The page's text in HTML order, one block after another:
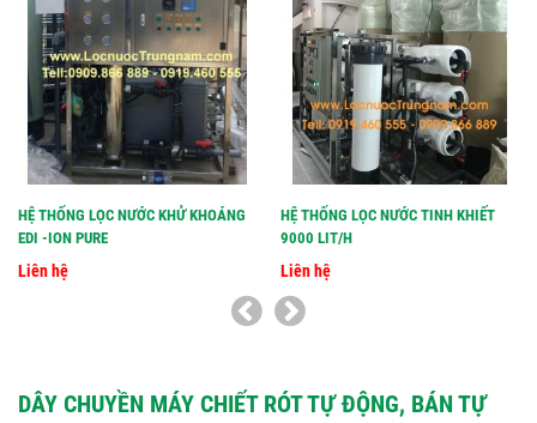
HỆ THỐNG LỌC NƯỚC KHỬ KHOÁNG
EDI -ION PURE
Liên hệ
HỆ THỐNG LỌC NƯỚC TINH KHIẾT
9000 LIT/H
Liên hệ
DÂY CHUYỀN MÁY CHIẾT RÓT TỰ ĐỘNG, BÁN TỰ